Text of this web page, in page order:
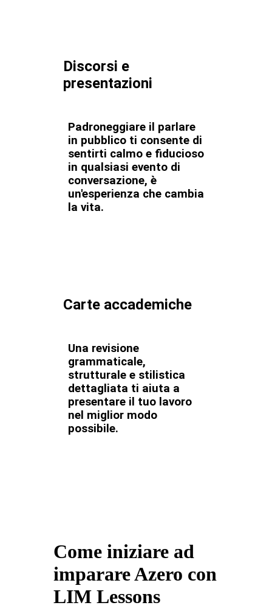
Discorsi e
presentazioni
Padroneggiare il parlare
in pubblico ti consente di
sentirti calmo e fiducioso
in qualsiasi evento di
conversazione, è
un'esperienza che cambia
la vita.
Carte accademiche
Una revisione
grammaticale,
strutturale e stilistica
dettagliata ti aiuta a
presentare il tuo lavoro
nel miglior modo
possibile.
Come iniziare ad
imparare Azero con
LIM Lessons